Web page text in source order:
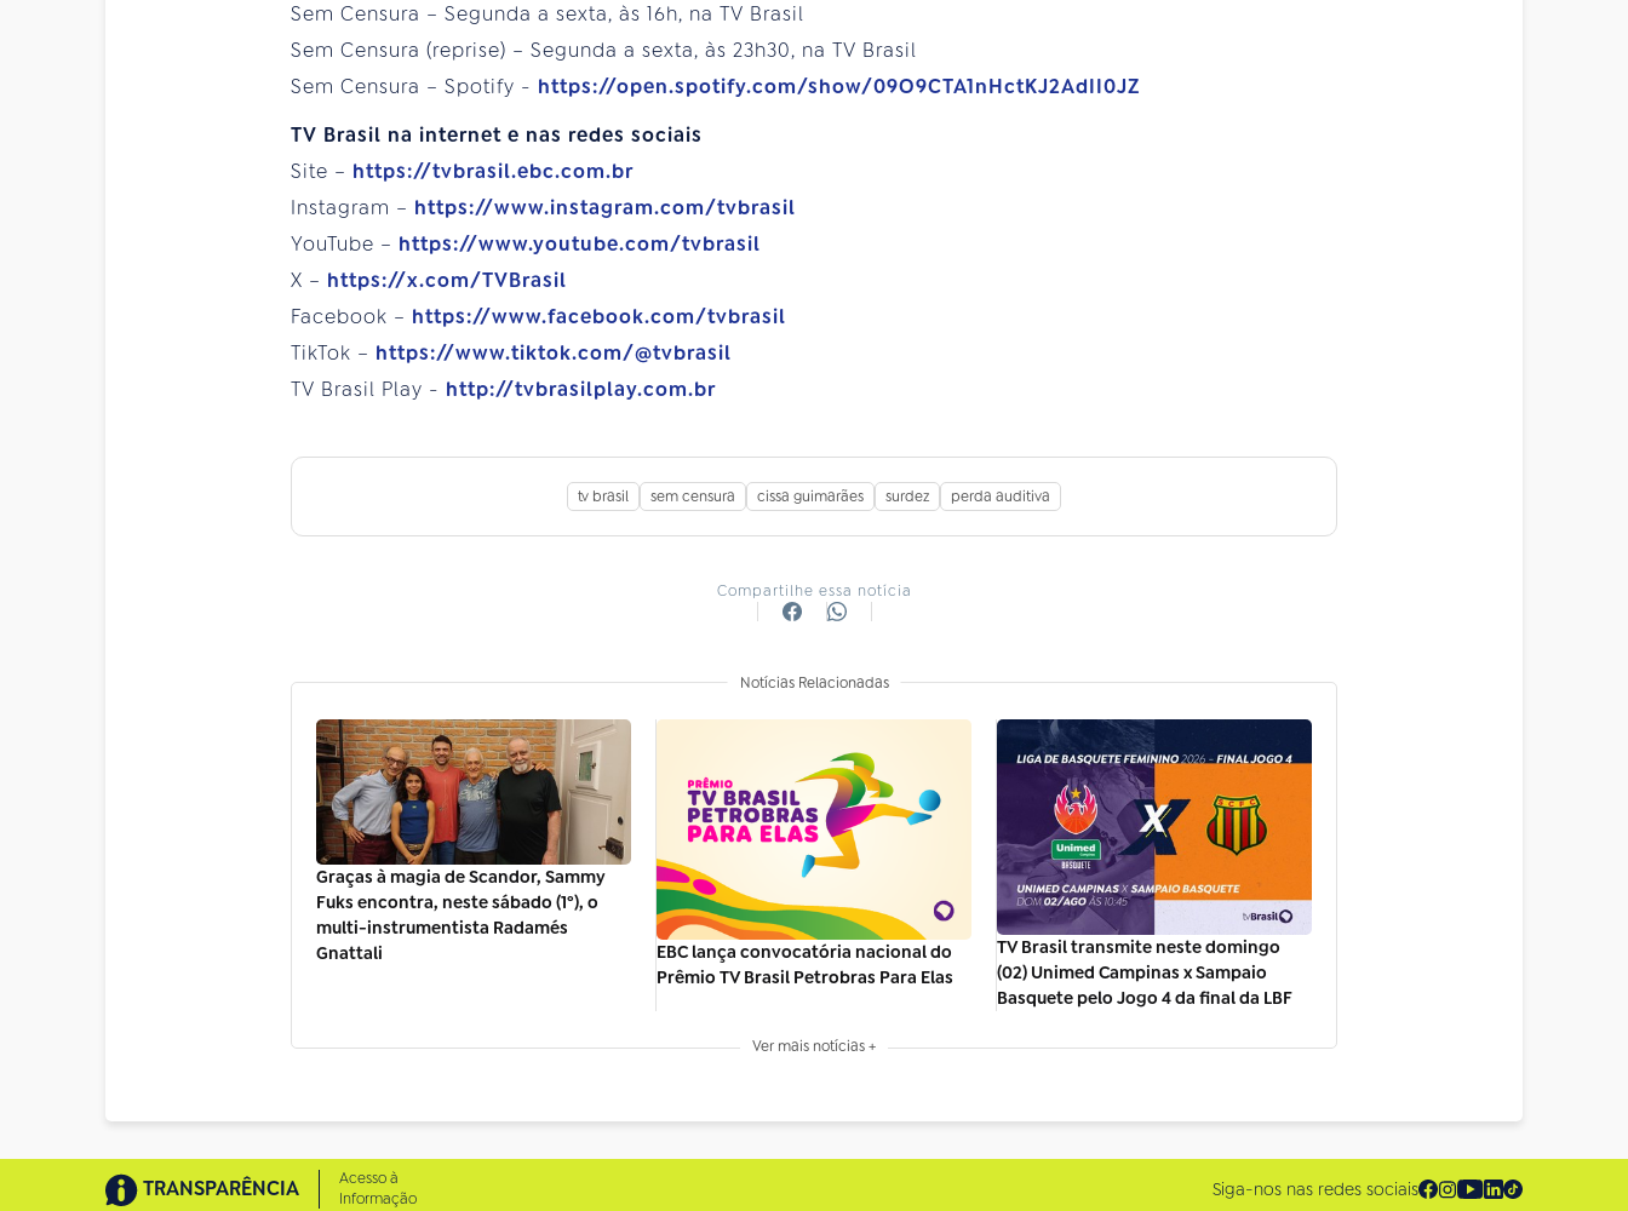
Sem Censura – Segunda a sexta, às 16h, na TV Brasil
Sem Censura (reprise) – Segunda a sexta, às 23h30, na TV Brasil
Sem Censura – Spotify - https://open.spotify.com/show/09O9CTA1nHctKJ2AdII0JZ
TV Brasil na internet e nas redes sociais
Site – https://tvbrasil.ebc.com.br
Instagram – https://www.instagram.com/tvbrasil
YouTube – https://www.youtube.com/tvbrasil
X – https://x.com/TVBrasil
Facebook – https://www.facebook.com/tvbrasil
TikTok – https://www.tiktok.com/@tvbrasil
TV Brasil Play - http://tvbrasilplay.com.br
tv brasil sem censura cissa guimarães surdez perda auditiva
Compartilhe essa notícia
Notícias Relacionadas
Graças à magia de Scandor, Sammy
Fuks encontra, neste sábado (1º), o
multi-instrumentista Radamés
Gnattali
EBC lança convocatória nacional do
Prêmio TV Brasil Petrobras Para Elas
TV Brasil transmite neste domingo
(02) Unimed Campinas x Sampaio
Basquete pelo Jogo 4 da final da LBF
Ver mais notícias +
TRANSPARÊNCIA
Acesso à
Informação
Siga-nos nas redes sociais